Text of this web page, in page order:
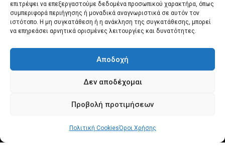
επιτρέψει να επεξεργαστούμε δεδομένα προσωπικού χαρακτήρα, όπως
συμπεριφορά περιήγησης ή μοναδικά αναγνωριστικά σε αυτόν τον
ιστότοπο. Η μη συγκατάθεση ή η ανάκληση της συγκατάθεσης, μπορεί
να επηρεάσει αρνητικά ορισμένες λειτουργίες και δυνατότητες.
Αποδοχή
Δεν αποδέχομαι
Προβολή προτιμήσεων
Πολιτική CookiesΌροι Χρήσης
Αρχική Νέα του Συλλόγου Θέματα e-Magazino
Πολιτική Cookies (ΕΕ)
© 2025 pansypo.gr